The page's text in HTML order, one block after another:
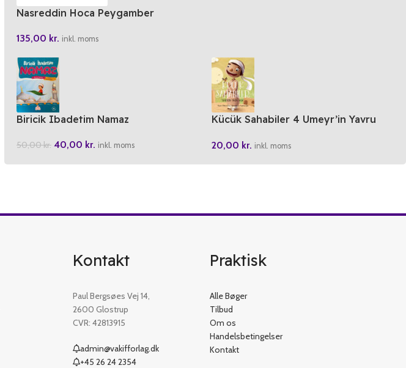
Nasreddin Hoca Peygamber
135,00 kr. inkl. moms
Biricik Ibadetim Namaz
50,00kr. 40,00 kr. inkl. moms
Kücük Sahabiler 4 Umeyr’in Yavru
20,00 kr. inkl. moms
Kontakt
Paul Bergsøes Vej 14,
2600 Glostrup
CVR: 42813915
admin@vakifforlag.dk
+45 26 24 2354
Praktisk
Alle Bøger
Tilbud
Om os
Handelsbetingelser
Kontakt